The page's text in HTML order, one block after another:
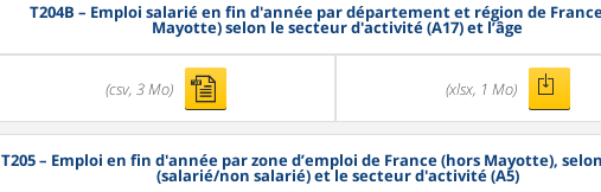
T204B – Emploi salarié en fin d'année par département et région de
Mayotte) selon le secteur d'activité (A17) et l’âge
(csv, 3 Mo) (xlsx, 1 Mo)
T205– Emploi en fin d'année par zone d’emploi de France (hors Mayotte),
(salarié/non salarié) et le secteur d'activité (A5)